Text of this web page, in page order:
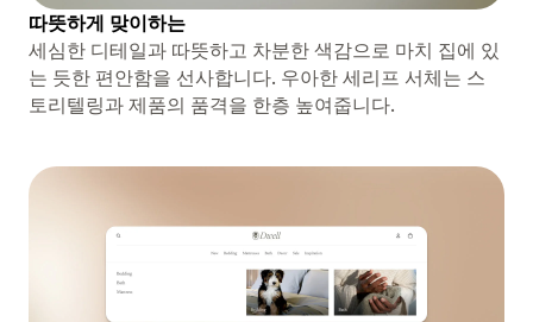
따뜻하게 맞이하는
세심한 디테일과 따뜻하고 차분한 색감으로 마치 집에 있
는 듯한 편안함을 선사합니다. 우아한 세리프 서체는 스
토리텔링과 제품의 품격을 한층 높여줍니다.